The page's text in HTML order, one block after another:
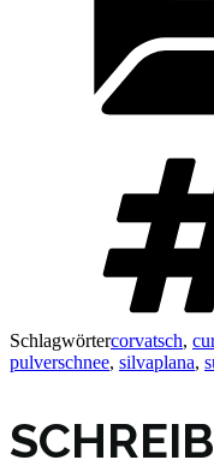
Schlagwörtercorvatsch,
pulverschnee, silvaplana,